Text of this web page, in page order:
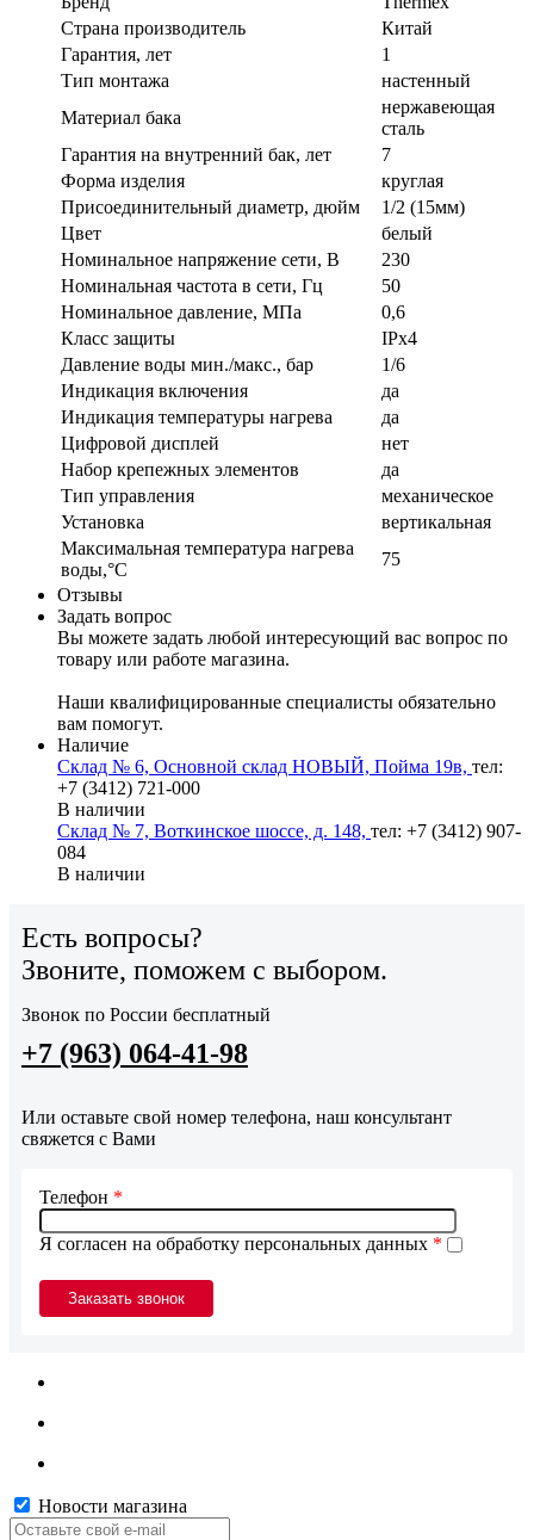
Страна производитель
Китай
Гарантия, лет
1
Тип монтажа
настенный
Материал бака
нержавеющая
сталь
Гарантия на внутренний бак, лет
7
Форма изделия
круглая
Присоединительный диаметр, дюйм
1/2 (15мм)
Цвет
белый
Номинальное напряжение сети, В
230
Номинальная частота в сети, Гц
50
Номинальное давление, МПа
0,6
Класс защиты
IPx4
Давление воды мин./макс., бар
1/6
Индикация включения
да
Индикация температуры нагрева
да
Цифровой дисплей
нет
Набор крепежных элементов
да
Тип управления
механическое
Установка
вертикальная
Максимальная температура нагрева
воды,°С
75
Отзывы
Задать вопрос
Вы можете задать любой интересующий вас вопрос по
товару или работе магазина.
Наши квалифицированные специалисты обязательно
вам помогут.
Наличие
Склад № 6, Основной склад НОВЫЙ, Пойма 19в, тел:
+7 (3412) 721-000
В наличии
Склад № 7, Воткинское шоссе, д. 148, тел: +7 (3412) 907-
084
В наличии
Есть вопросы?
Звоните, поможем с выбором.
Звонок по России бесплатный
+7 (963) 064-41-98
Или оставьте свой номер телефона, наш консультант
свяжется с Вами
Я согласен на обработку персональных данных *
Телефон *
Новости магазина